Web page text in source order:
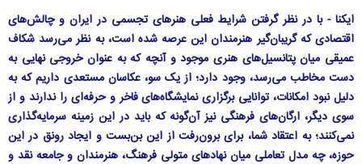
ایکنا - با در نظر گرفتن شرایط فعلی هنرهای تجسمی در ایران و چالش‌های
اقتصادی که گریبان‌گیر هنرمندان این عرصه شده است، به نظر می‌رسد شکاف
عمیقی میان پتانسیل‌های هنری موجود و آنچه که به عنوان خروجی نهایی به
دست مخاطب می‌رسد، وجود دارد؛ از یک سو، عکاسان مستعدی داریم که به
دلیل نبود امکانات، توانایی برگزاری نمایشگاه‌های فاخر و حرفه‌ای را ندارند و از
سوی دیگر، ارگان‌های فرهنگی نیز آن‌گونه که باید در این زمینه سرمایه‌گذاری
نمی‌کنند؛ به اعتقاد شما، برای برون‌رفت از این بن‌بست و ایجاد رونق در این
حوزه، چه مدل تعاملی میان نهادهای متولی فرهنگ، هنرمندان و جامعه نقد و